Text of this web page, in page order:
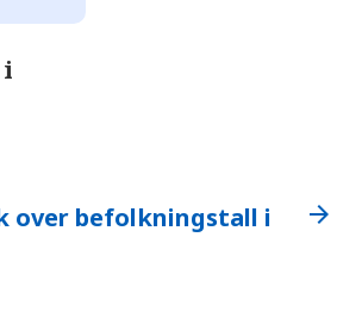
i
over befolkningstall i
arrow_forward